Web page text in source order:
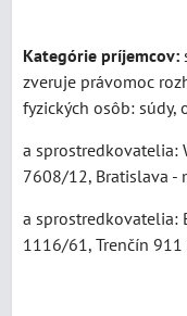
Kategórie príjemcov:
zveruje právomoc
fyzických osôb: súdy,
a sprostredkovatelia:
7608/12, Bratislava -
a sprostredkovatelia:
1116/61, Trenčín